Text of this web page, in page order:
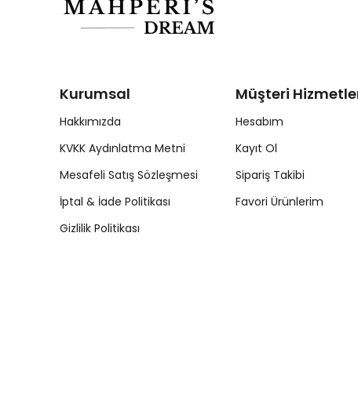
Kurumsal
Hakkımızda
KVKK Aydınlatma Metni
Mesafeli Satış Sözleşmesi
İptal & İade Politikası
Gizlilik Politikası
Müşteri
Hesabım
Kayıt Ol
Sipariş Takibi
Favori Ürünlerim